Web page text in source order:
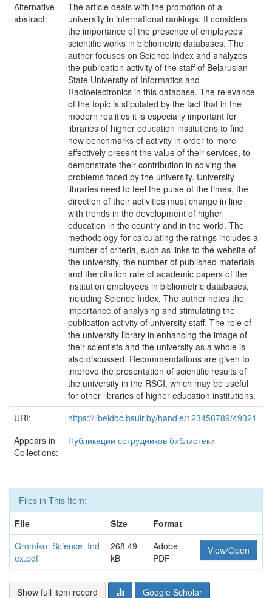
Alternative
abstract:
The article deals with the promotion of a
university in international rankings. It considers
the importance of the presence of employees’
scientific works in bibliometric databases. The
author focuses on Science Index and analyzes
the publication activity of the staff of Belarusian
State University of Informatics and
Radioelectronics in this database. The relevance
of the topic is stipulated by the fact that in the
modern realities it is especially important for
libraries of higher education institutions to find
new benchmarks of activity in order to more
effectively present the value of their services, to
demonstrate their contribution in solving the
problems faced by the university. University
libraries need to feel the pulse of the times, the
direction of their activities must change in line
with trends in the development of higher
education in the country and in the world. The
methodology for calculating the ratings includes a
number of criteria, such as links to the website of
the university, the number of published materials
and the citation rate of academic papers of the
institution employees in bibliometric databases,
including Science Index. The author notes the
importance of analysing and stimulating the
publication activity of university staff. The role of
the university library in enhancing the image of
their scientists and the university as a whole is
also discussed. Recommendations are given to
improve the presentation of scientific results of
the university in the RSCI, which may be useful
for other libraries of higher education institutions.
URI:
https://libeldoc.bsuir.by/handle/123456789/49321
Appears in
Collections:
Публикации сотрудников библиотеки
Files in This Item:
File
Size
Format
Gromiko_Science_Ind
ex.pdf
268.49
kB
Adobe
PDF
View/Open
Show full item record Google Scholar